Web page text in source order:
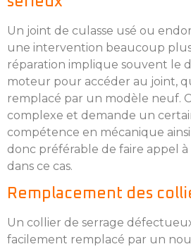
Un joint de culasse usé ou
une intervention beaucoup
réparation implique souvent le
moteur pour accéder au joint,
remplacé par un modèle neuf.
complexe et demande un
compétence en mécanique
donc préférable de faire appel à
dans ce cas.
Remplacement des
Un collier de serrage
facilement remplacé par un